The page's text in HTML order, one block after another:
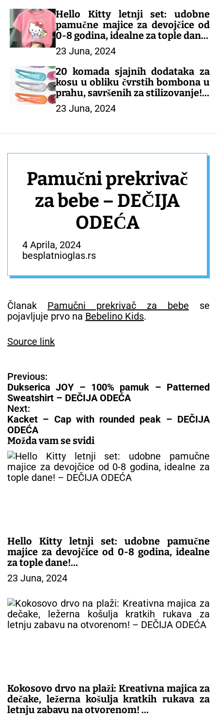
– DEČIJE PANTALONE
Hello Kitty letnji set: udobne
pamučne majice za devojčice od
0-8 godina, idealne za tople dane!
– DEČIJA ODEĆA
23 Juna, 2024
20 komada sjajnih dodataka za
kosu u obliku čvrstih bombona u
prahu, savršenih za stilizovanje!
– DEČIJI KOMPLETI
23 Juna, 2024
Pamučni prekrivač
za bebe – DEČIJA
ODEĆA
4 Aprila, 2024
besplatnioglas.rs
Članak Pamučni prekrivač za bebe se
pojavljuje prvo na Bebelino Kids.
Source link
N
a
v
i
g
a
c
i
j
a
č
k
a
Previous:
Dukserica JOY – 100% pamuk – Patterned
Sweatshirt – DEČIJA ODEĆA
Next:
Kacket – Cap with rounded peak – DEČIJA
ODEĆA
Možda vam se svidi
Hello Kitty letnji set: udobne pamučne
majice za devojčice od 0-8 godina, idealne
za tople dane!
– DEČIJA ODEĆA
23 Juna, 2024
Kokosovo drvo na plaži: Kreativna majica za
dečake, ležerna košulja kratkih rukava za
letnju zabavu na otvorenom!